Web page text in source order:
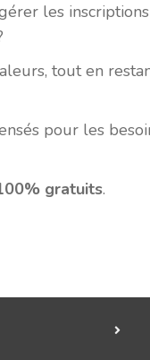
les
tout en
pour les
gratuits.